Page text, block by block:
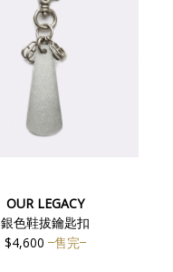
OUR LEGACY
銀色鞋拔鑰匙扣
$4,600
售完